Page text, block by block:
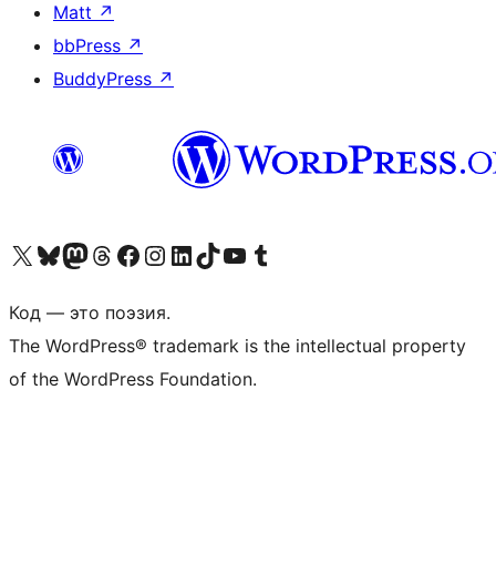
Matt ↗
bbPress ↗
BuddyPress ↗
Посетите нас в X (ранее Twitter)
Посетите нашу учётную запись в Bluesky
Посетите нашу ленту в Mastodon
Посетите нашу учётную запись в Threads
Посетите нашу страницу на Facebook
Посетите наш Instagram
Посетите нашу страницу в LinkedIn
Посетите нашу учётную запись в TikTok
Посетите наш канал YouTube
Посетите нашу учётную запись в Tumblr
Код — это поэзия.
The WordPress® trademark is the intellectual property
of the WordPress Foundation.